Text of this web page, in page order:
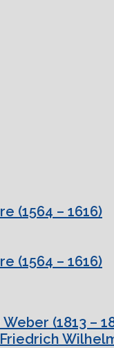
(1564 – 1616)
(1564 – 1616)
(1813 –